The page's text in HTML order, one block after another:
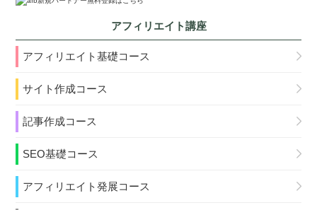
アフィリエイト講座
アフィリエイト基礎コース
サイト作成コース
記事作成コース
SEO基礎コース
アフィリエイト発展コース